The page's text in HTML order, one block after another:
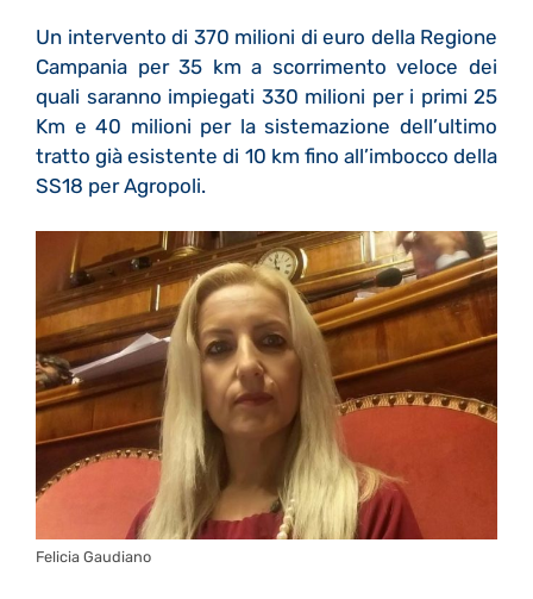
Un intervento di 370 milioni di euro della Regione
Campania per 35 km a scorrimento veloce dei
quali saranno impiegati 330 milioni per i primi 25
Km e 40 milioni per la sistemazione dell’ultimo
tratto già esistente di 10 km fino all’imbocco della
SS18 per Agropoli.
Felicia Gaudiano